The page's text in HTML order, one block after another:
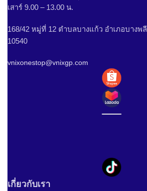
เสาร์ 9.00 – 13.00 น.
168/42 หมู่ที่ 12 ตำบลบางแก้ว อำเภอบางพ
10540
vnixonestop@vnixgp.com
เกี่ยวกับเรา